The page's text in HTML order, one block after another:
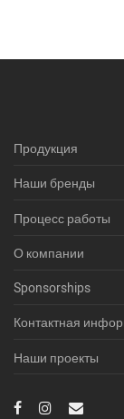
Продукция
Наши бренды
Процесс работы
О компании
Sponsorships
Контактная
Наши проекты